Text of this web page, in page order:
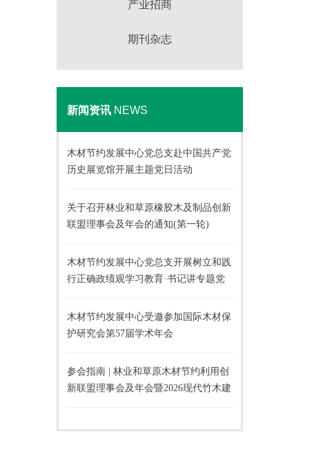
产业招商
期刊杂志
新闻资讯 NEWS
木材节约发展中心党总支赴中国共产党
历史展览馆开展主题党日活动
关于召开林业和草原橡胶木及制品创新
联盟理事会及年会的通知(第一轮)
木材节约发展中心党总支开展树立和践
行正确政绩观学习教育·书记讲专题党
课活动
木材节约发展中心受邀参加国际木材保
护研究会第57届学术年会
参会指南 | 林业和草原木材节约利用创
新联盟理事会及年会暨2026现代竹木建
材应用推广交流会即将召开！